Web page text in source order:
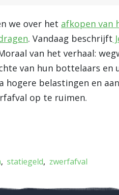
we over het afkopen van
. Vandaag beschrijft
van het verhaal:
van hun bottelaars en
hogere belastingen en
op te ruimen.
statiegeld zwerfafval